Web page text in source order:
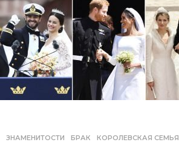
ЗНАМЕНИТОСТИ БРАК ,КОРОЛЕВСКАЯ СЕМЬЯ